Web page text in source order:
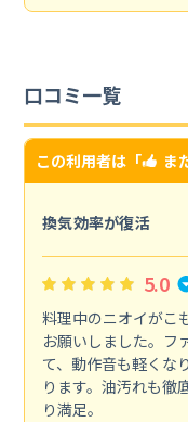
口コミ一覧
この利用者は「 ま
換気効率が復活
5.0
料理中のニオイがこ
お願いしました。フ
て、動作音も軽くな
ります。油汚れも徹
り満足。